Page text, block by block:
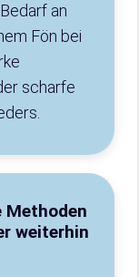
an
Fön bei
scharfe
Methoden
weiterhin